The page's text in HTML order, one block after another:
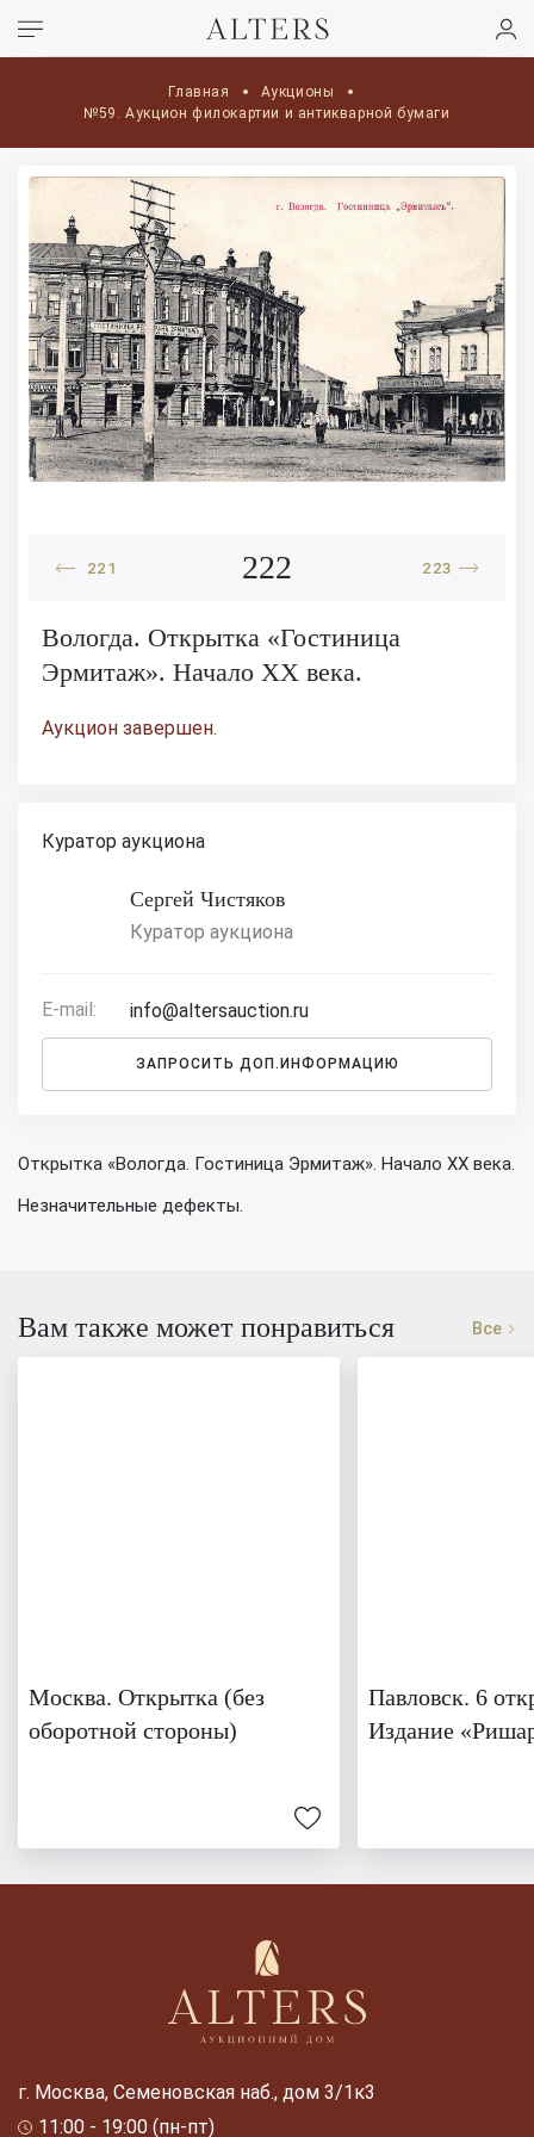
Главная
Аукционы
№59. Аукцион филокартии и антикварной бумаги
221 222 223
Вологда. Открытка «Гостиница
Эрмитаж». Начало XX века.
Аукцион завершен.
Куратор аукциона
Сергей Чистяков
Куратор аукциона
E-mail: info@altersauction.ru
ЗАПРОСИТЬ ДОП.ИНФОРМАЦИЮ
Открытка «Вологда. Гостиница Эрмитаж». Начало XX века.
Незначительные дефекты.
Вам также может понравиться Все
Москва. Открытка (без
оборотной стороны)
Павловск. 6
Издание
г. Москва, Семеновская наб., дом 3/1к3
11:00 - 19:00 (пн-пт)